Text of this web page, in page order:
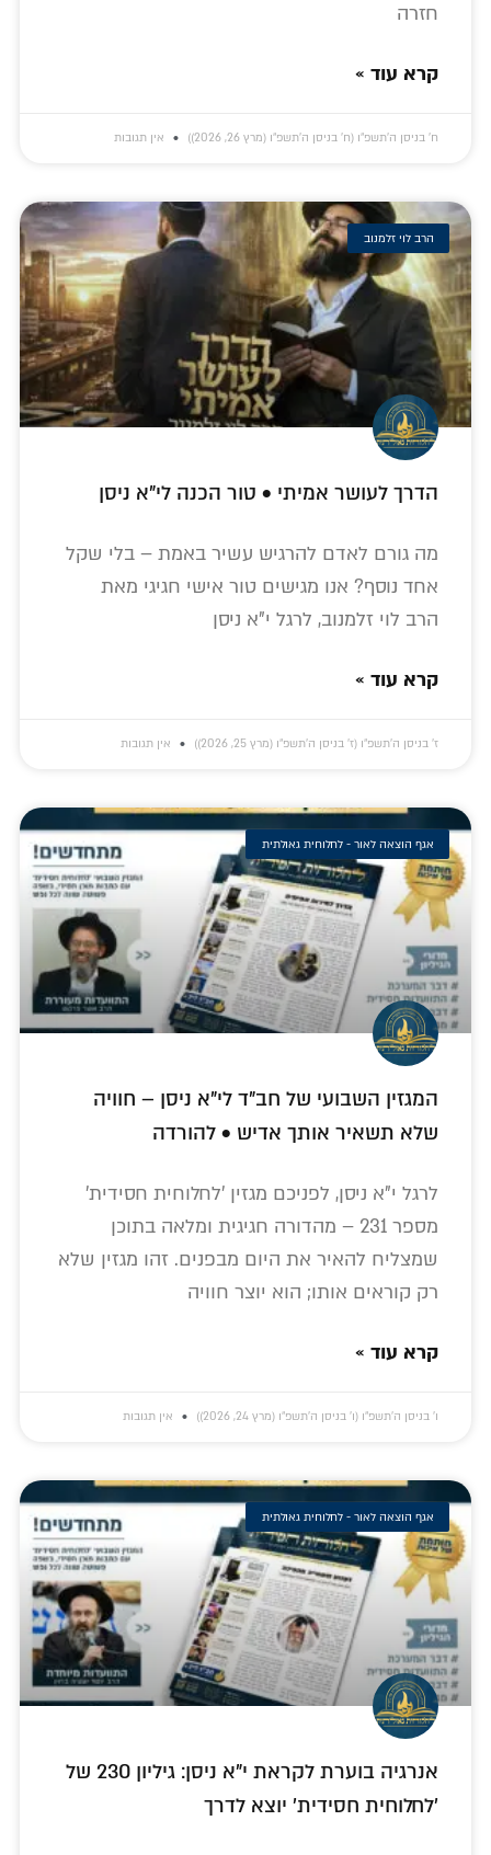
חזרה
קרא עוד »
ח׳ בניסן ה׳תשפ״ו (ח׳ בניסן ה׳תשפ״ו (מרץ 26, 2026)) אין תגובות
הרב לוי זלמנוב
הדרך לעושר אמיתי • טור הכנה לי"א ניסן
מה גורם לאדם להרגיש עשיר באמת – בלי שקל
אחד נוסף? אנו מגישים טור אישי חגיגי מאת
הרב לוי זלמנוב, לרגל י"א ניסן
קרא עוד »
ז׳ בניסן ה׳תשפ״ו (ז׳ בניסן ה׳תשפ״ו (מרץ 25, 2026)) אין תגובות
אגף הוצאה לאור - לחלוחית גאולתית
המגזין השבועי של חב"ד לי"א ניסן – חוויה
שלא תשאיר אותך אדיש • להורדה
לרגל י"א ניסן, לפניכם מגזין 'לחלוחית חסידית'
מספר 231 – מהדורה חגיגית ומלאה בתוכן
שמצליח להאיר את היום מבפנים. זהו מגזין שלא
רק קוראים אותו; הוא יוצר חוויה
קרא עוד »
ו׳ בניסן ה׳תשפ״ו (ו׳ בניסן ה׳תשפ״ו (מרץ 24, 2026)) אין תגובות
אגף הוצאה לאור - לחלוחית גאולתית
אנרגיה בוערת לקראת י"א ניסן: גיליון 230 של
'לחלוחית חסידית' יוצא לדרך